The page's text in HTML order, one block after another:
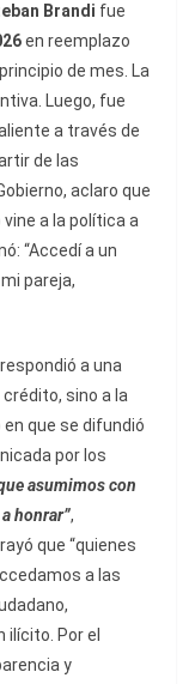
Brandi fue
en reemplazo
de mes. La
Luego, fue
a través de
de las
aclaro que
a la política a
“Accedí a un
pareja,
a una
sino a la
que se difundió
por los
asumimos con
honrar”,
que “quienes
a las
Por el
y